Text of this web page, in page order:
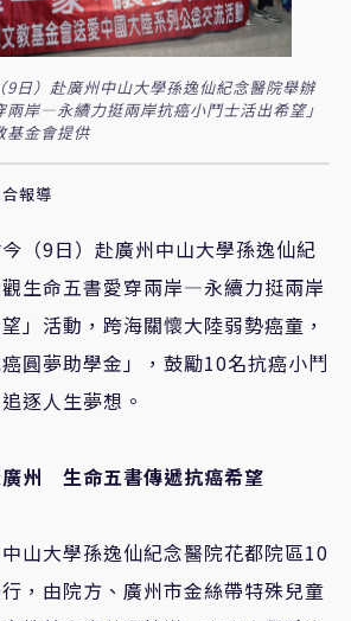
9日）赴廣州中山大學孫逸仙紀念醫院舉辦
兩岸—永續力挺兩岸抗癌小鬥士活出希望」
基金會提供
報導
（9日）赴廣州中山大學孫逸仙紀
生命五書愛穿兩岸—永續力挺兩岸
」活動，跨海關懷大陸弱勢癌童，
圓夢助學金」，鼓勵10名抗癌小鬥
逐人生夢想。
州 生命五書傳遞抗癌希望
山大學孫逸仙紀念醫院花都院區10
，由院方、廣州市金絲帶特殊兒童